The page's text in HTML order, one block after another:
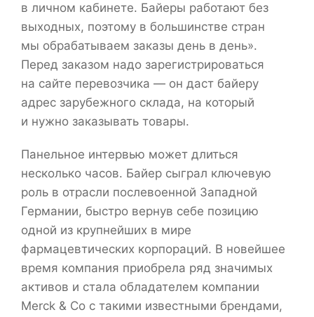
в личном кабинете. Байеры работают без
выходных, поэтому в большинстве стран
мы обрабатываем заказы день в день».
Перед заказом надо зарегистрироваться
на сайте перевозчика — он даст байеру
адрес зарубежного склада, на который
и нужно заказывать товары.
Панельное интервью может длиться
несколько часов. Байер сыграл ключевую
роль в отрасли послевоенной Западной
Германии, быстро вернув себе позицию
одной из крупнейших в мире
фармацевтических корпораций. В новейшее
время компания приобрела ряд значимых
активов и стала обладателем компании
Merck & Co с такими известными брендами,